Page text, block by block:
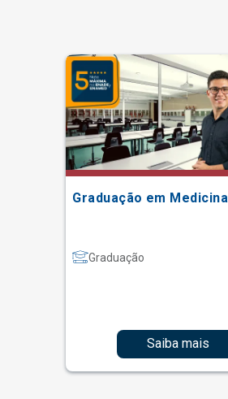
Graduação em Medicina
Graduação
Saiba mais